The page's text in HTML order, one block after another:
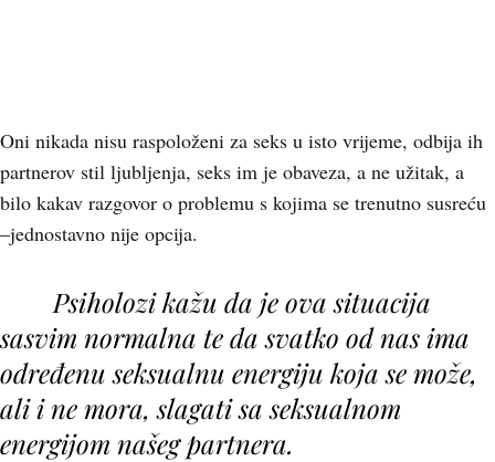
Oni nikada nisu raspoloženi za seks u isto vrijeme, odbija ih
partnerov stil ljubljenja, seks im je obaveza, a ne užitak, a
bilo kakav razgovor o problemu s kojima se trenutno susreću
–jednostavno nije opcija.
Psiholozi kažu da je ova situacija
sasvim normalna te da svatko od nas ima
određenu seksualnu energiju koja se može,
ali i ne mora, slagati sa seksualnom
energijom našeg partnera.